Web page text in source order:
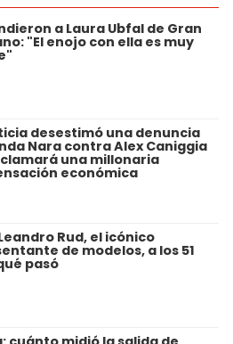
a Laura Ubfal de Gran
"El enojo con ella es muy
desestimó una denuncia
Nara contra Alex Caniggia
una millonaria
económica
Rud, el icónico
de modelos, a los 51
pasó